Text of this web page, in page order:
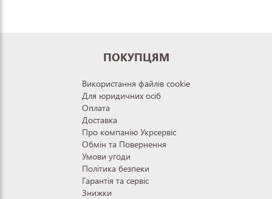
ПОКУПЦЯМ
Використання файлів cookie
Для юридичних осіб
Оплата
Доставка
Про компанію Укрсервіс
Обмін та Повернення
Умови угоди
Політика безпеки
Гарантія та сервіс
Знижки